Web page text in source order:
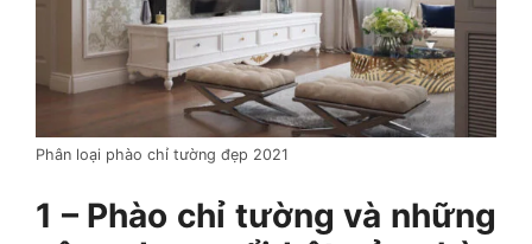
Phân loại phào chỉ tường đẹp 2021
1 – Phào chỉ tường và những